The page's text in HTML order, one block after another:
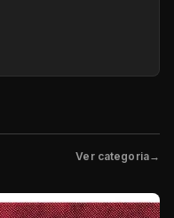
Ver categoria→